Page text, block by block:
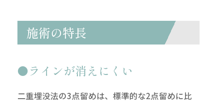
施術の特長
ラインが消えにくい
二重埋没法の3点留めは、標準的な2点留めに比